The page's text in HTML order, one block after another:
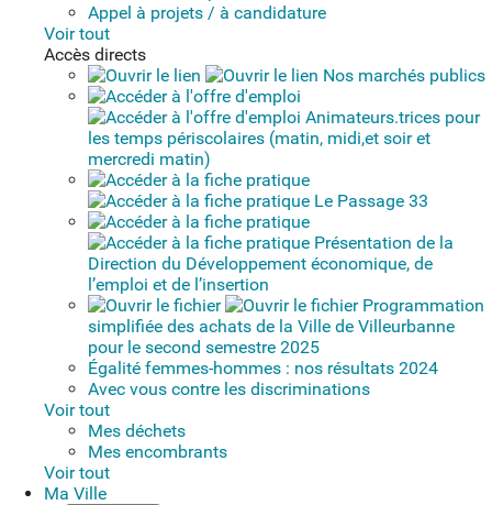
Appel à projets / à candidature
Voir tout
Accès directs
Nos marchés publics
Animateurs.trices pour
les temps périscolaires (matin, midi,et soir et
mercredi matin)
Le Passage 33
Présentation de la
Direction du Développement économique, de
l’emploi et de l’insertion
Programmation
simplifiée des achats de la Ville de Villeurbanne
pour le second semestre 2025
Égalité femmes-hommes : nos résultats 2024
Avec vous contre les discriminations
Voir tout
Mes déchets
Mes encombrants
Voir tout
Ma Ville